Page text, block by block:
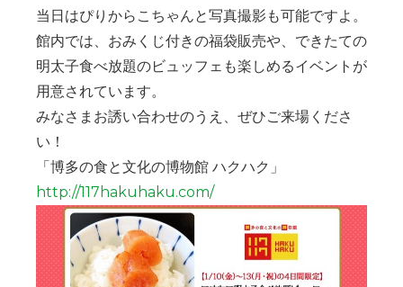
当日はぴりからこちゃんと写真撮影も可能ですよ。
館内では、おみくじ付きの福袋販売や、できたての
明太子食べ放題のビュッフェも楽しめるイベントが
用意されています。
みなさまお誘い合わせのうえ、ぜひご来場くださ
い！
「博多の食と文化の博物館 ハクハク」
http://117hakuhaku.com/